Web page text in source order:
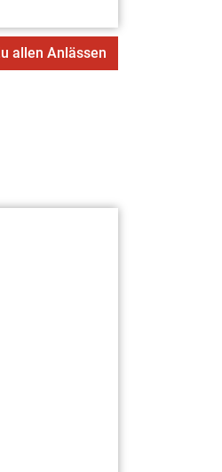
allen Anlässen